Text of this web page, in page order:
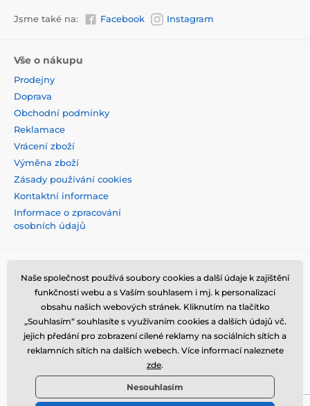
Jsme také na: Facebook Instagram
Vše o nákupu
Prodejny
Doprava
Obchodní podmínky
Reklamace
Vrácení zboží
Výměna zboží
Zásady používání cookies
Kontaktní informace
Informace o zpracování
osobních údajů
Naše společnost používá soubory cookies a další údaje k zajištění
funkčnosti webu a s Vaším souhlasem i mj. k personalizaci
obsahu našich webových stránek. Kliknutím na tlačítko
„Souhlasím“ souhlasíte s využívaním cookies a dalších údajů vč.
jejich předání pro zobrazení cílené reklamy na sociálních sítích a
reklamních sítích na dalších webech. Více informací naleznete
zde.
Nesouhlasím